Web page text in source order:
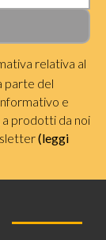
relativa al
parte del
e
prodotti da noi
(leggi